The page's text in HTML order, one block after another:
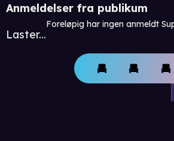
Anmeldelser fra publikum
Laster...
Foreløpig har ingen anmeldt